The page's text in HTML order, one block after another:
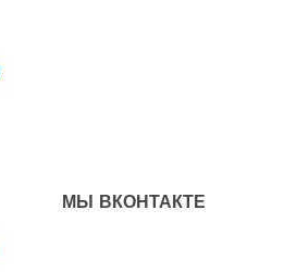
МЫ ВКОНТАКТЕ